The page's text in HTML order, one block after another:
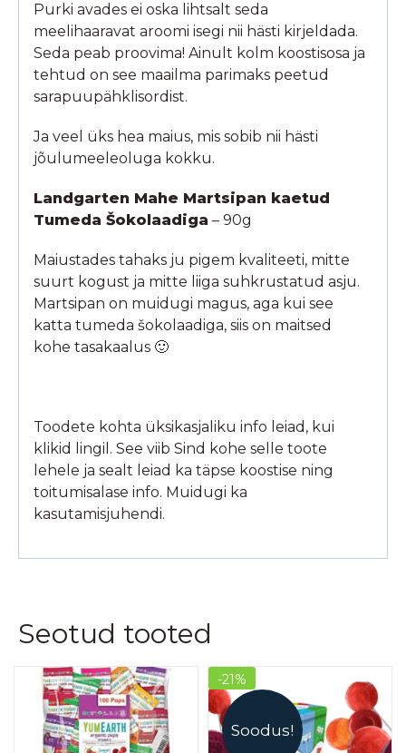
Purki avades ei oska lihtsalt seda
meelihaaravat aroomi isegi nii hästi kirjeldada.
Seda peab proovima! Ainult kolm koostisosa ja
tehtud on see maailma parimaks peetud
sarapuupähklisordist.
Ja veel üks hea maius, mis sobib nii hästi
jõulumeeleoluga kokku.
Landgarten Mahe Martsipan kaetud
Tumeda Šokolaadiga – 90g
Maiustades tahaks ju pigem kvaliteeti, mitte
suurt kogust ja mitte liiga suhkrustatud asju.
Martsipan on muidugi magus, aga kui see
katta tumeda šokolaadiga, siis on maitsed
kohe tasakaalus 🙂
Toodete kohta üksikasjaliku info leiad, kui
klikid lingil. See viib Sind kohe selle toote
lehele ja sealt leiad ka täpse koostise ning
toitumisalase info. Muidugi ka
kasutamisjuhendi.
Seotud tooted
Soodus!
-21%